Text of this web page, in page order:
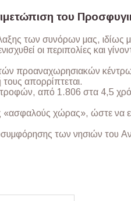
του
των συνόρων μας, ιδίως
οι περιπολίες και
προαναχωρησιακών
απορρίπτεται.
από 1.806 στα 4,5
«ασφαλούς χώρας», ώστε να
των νησιών του